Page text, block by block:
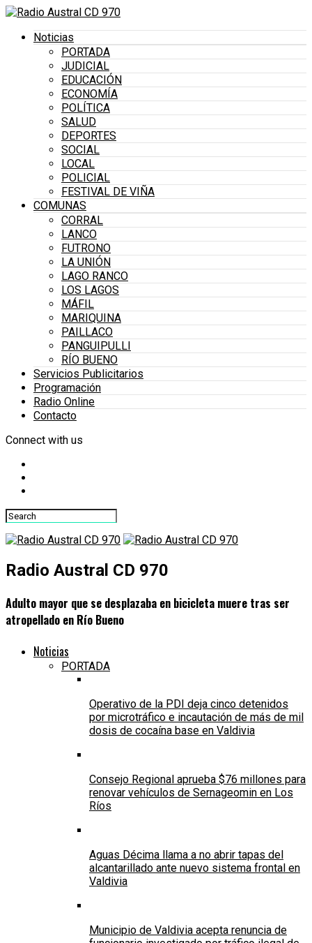
Noticias
PORTADA
JUDICIAL
EDUCACIÓN
ECONOMÍA
POLÍTICA
SALUD
DEPORTES
SOCIAL
LOCAL
POLICIAL
FESTIVAL DE VIÑA
COMUNAS
CORRAL
LANCO
FUTRONO
LA UNIÓN
LAGO RANCO
LOS LAGOS
MÁFIL
MARIQUINA
PAILLACO
PANGUIPULLI
RÍO BUENO
Servicios Publicitarios
Programación
Radio Online
Contacto
Connect with us
Radio Austral CD 970
Adulto mayor que se desplazaba en bicicleta muere tras ser
atropellado en Río Bueno
Noticias
PORTADA
Operativo de la PDI deja cinco detenidos
por microtráfico e incautación de más de mil
dosis de cocaína base en Valdivia
Consejo Regional aprueba $76 millones para
renovar vehículos de Sernageomin en Los
Ríos
Aguas Décima llama a no abrir tapas del
alcantarillado ante nuevo sistema frontal en
Valdivia
Municipio de Valdivia acepta renuncia de